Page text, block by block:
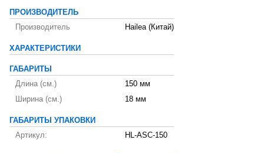
ПРОИЗВОДИТЕЛЬ
Производитель
Hailea (Китай)
ХАРАКТЕРИСТИКИ
ГАБАРИТЫ
Длина (см.)
150 мм
Ширина (см.)
18 мм
ГАБАРИТЫ УПАКОВКИ
Артикул:
HL-ASC-150